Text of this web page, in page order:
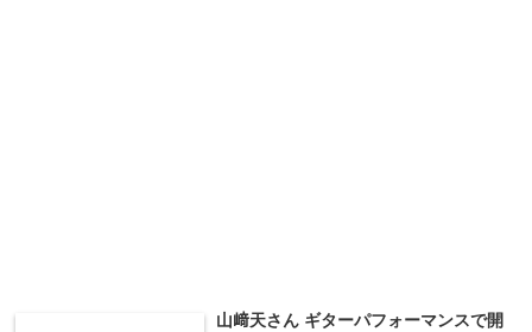
山﨑天さん ギターパフォーマンスで開